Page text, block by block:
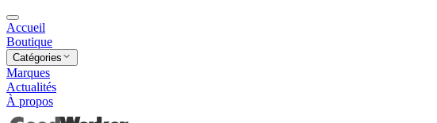
Accueil
Boutique
Catégories
Marques
Actualités
À propos